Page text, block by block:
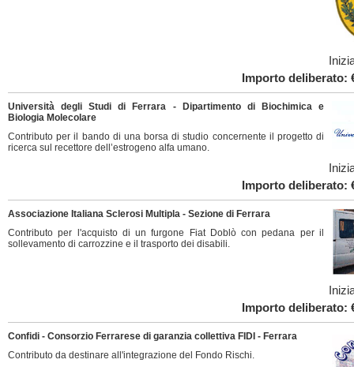
Importo deliberato:
Università degli Studi di Ferrara - Dipartimento di Biochimica e
Biologia Molecolare
Contributo per il bando di una borsa di studio concernente il progetto di
ricerca sul recettore dell’estrogeno alfa umano.
Importo deliberato:
Associazione Italiana Sclerosi Multipla - Sezione di Ferrara
Contributo per l'acquisto di un furgone Fiat Doblò con pedana per il
sollevamento di carrozzine e il trasporto dei disabili.
Importo deliberato:
Confidi - Consorzio Ferrarese di garanzia collettiva FIDI - Ferrara
Contributo da destinare all'integrazione del Fondo Rischi.